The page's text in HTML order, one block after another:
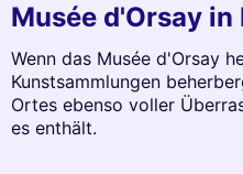
Musée d'Orsay in
Wenn das Musée d'Orsay
Kunstsammlungen
Ortes ebenso voller
es enthält.